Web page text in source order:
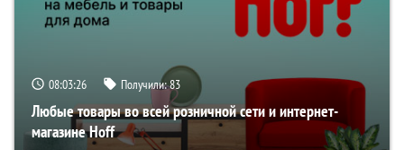
08:03:25 Получили:83
Любые товары во всей розничной сети и интернет-
магазине Hoff